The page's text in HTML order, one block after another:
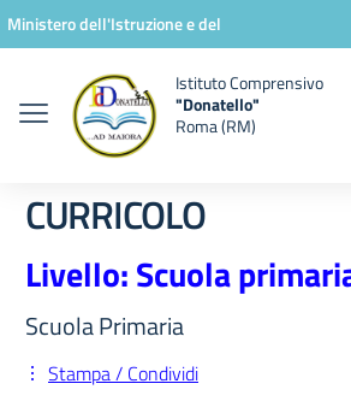
Vai ai contenuti
Vai al menu di navigazione
Vai al footer
Ministero dell'Istruzione e del
Istituto Comprensivo
"Donatello"
Roma (RM)
CURRICOLO
Livello: Scuola
Scuola Primaria
Stampa / Condividi